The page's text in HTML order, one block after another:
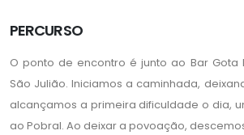
PERCURSO
O ponto de encontro é junto ao Bar Gota
São Julião. Iniciamos a caminhada,
alcançamos a primeira dificuldade o dia,
ao Pobral. Ao deixar a povoação,